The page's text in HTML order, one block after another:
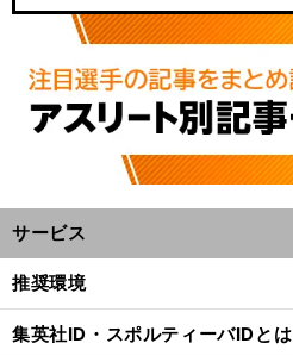
サービス
推奨環境
集英社ID・スポルティーバIDとは